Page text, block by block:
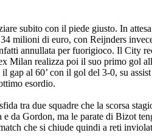
subito con il piede giusto. In
milioni di euro, con Reijnders
annullata per fuorigioco. Il City
Milan realizza poi il suo primo gol
al 60’ con il gol del 3-0, su
esordio.
tra due squadre che la scorsa
da Gordon, ma le parate di Bizot
che si chiude quindi a reti